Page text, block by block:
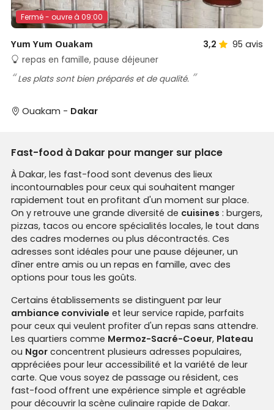
Fermé - ouvre à 09:00
Yum Yum Ouakam 3,2 95 avis
repas en famille, pause déjeuner
Les plats sont bien préparés et de qualité.
Ouakam - Dakar
Fast-food à Dakar pour manger sur place
À Dakar, les fast-food sont devenus des lieux
incontournables pour ceux qui souhaitent manger
rapidement tout en profitant d'un moment sur place.
On y retrouve une grande diversité de cuisines : burgers,
pizzas, tacos ou encore spécialités locales, le tout dans
des cadres modernes ou plus décontractés. Ces
adresses sont idéales pour une pause déjeuner, un
dîner entre amis ou un repas en famille, avec des
options pour tous les goûts.
Certains établissements se distinguent par leur
ambiance conviviale et leur service rapide, parfaits
pour ceux qui veulent profiter d'un repas sans attendre.
Les quartiers comme Mermoz-Sacré-Coeur, Plateau
ou Ngor concentrent plusieurs adresses populaires,
appréciées pour leur accessibilité et la variété de leur
carte. Que vous soyez de passage ou résident, ces
fast-food offrent une expérience simple et agréable
pour découvrir la scène culinaire rapide de Dakar.